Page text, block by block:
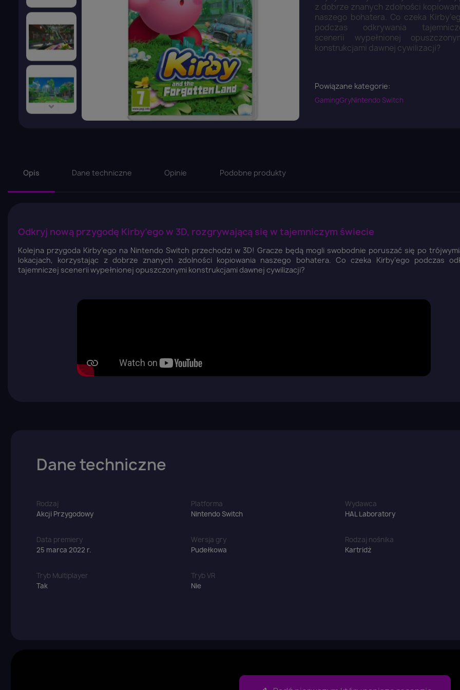
z dobrze znanych zdolności
naszego bohatera. Co czeka
podczas odkrywania
scenerii wypełnionej
konstrukcjami dawnej cywilizacji?
Powiązane kategorie:
GamingGryNintendo Switch
Opis Dane techniczne Opinie Podobne produkty
Odkryj nową przygodę Kirby’ego w 3D, rozgrywającą się w tajemniczym świecie
Kolejna przygoda Kirby’ego na Nintendo Switch przechodzi w 3D! Gracze będą mogli swobodnie poruszać się po
lokacjach, korzystając z dobrze znanych zdolności kopiowania naszego bohatera. Co czeka Kirby’ego podczas
tajemniczej scenerii wypełnionej opuszczonymi konstrukcjami dawnej cywilizacji?
Dane techniczne
Rodzaj
Akcji Przygodowy
Platforma
Nintendo Switch
Wydawca
HAL Laboratory
Data premiery
25 marca 2022 r.
Wersja gry
Pudełkowa
Rodzaj nośnika
Kartridż
Tryb Multiplayer
Tak
Tryb VR
Nie